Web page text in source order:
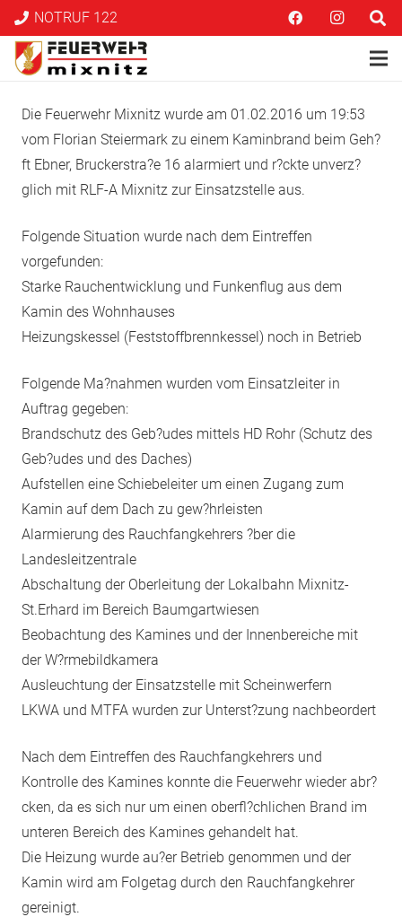
NOTRUF 122
Die Feuerwehr Mixnitz wurde am 01.02.2016 um 19:53
vom Florian Steiermark zu einem Kaminbrand beim Geh?
ft Ebner, Bruckerstra?e 16 alarmiert und r?ckte unverz?
glich mit RLF-A Mixnitz zur Einsatzstelle aus.
Folgende Situation wurde nach dem Eintreffen
vorgefunden:
Starke Rauchentwicklung und Funkenflug aus dem
Kamin des Wohnhauses
Heizungskessel (Feststoffbrennkessel) noch in Betrieb
Folgende Ma?nahmen wurden vom Einsatzleiter in
Auftrag gegeben:
Brandschutz des Geb?udes mittels HD Rohr (Schutz des
Geb?udes und des Daches)
Aufstellen eine Schiebeleiter um einen Zugang zum
Kamin auf dem Dach zu gew?hrleisten
Alarmierung des Rauchfangkehrers ?ber die
Landesleitzentrale
Abschaltung der Oberleitung der Lokalbahn Mixnitz-
St.Erhard im Bereich Baumgartwiesen
Beobachtung des Kamines und der Innenbereiche mit
der W?rmebildkamera
Ausleuchtung der Einsatzstelle mit Scheinwerfern
LKWA und MTFA wurden zur Unterst?zung nachbeordert
Nach dem Eintreffen des Rauchfangkehrers und
Kontrolle des Kamines konnte die Feuerwehr wieder abr?
cken, da es sich nur um einen oberfl?chlichen Brand im
unteren Bereich des Kamines gehandelt hat.
Die Heizung wurde au?er Betrieb genommen und der
Kamin wird am Folgetag durch den Rauchfangkehrer
gereinigt.